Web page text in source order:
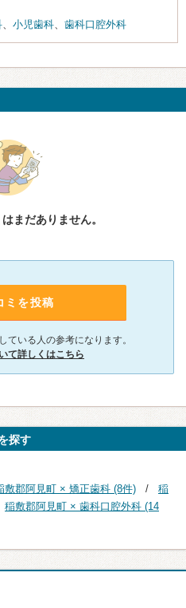
小児歯科 歯科口腔外科
まだありません。
ミを投稿
ている人の参考になります。
て詳しくはこちら
探す
敷郡阿見町 × 矯正歯科 (8件)
稲
稲敷郡阿見町 × 歯科口腔外科 (14